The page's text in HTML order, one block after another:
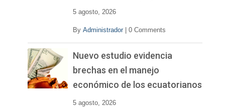
5 agosto, 2026
By Administrador 0 Comments
Nuevo estudio evidencia
brechas en el manejo
económico de los ecuatorianos
5 agosto, 2026